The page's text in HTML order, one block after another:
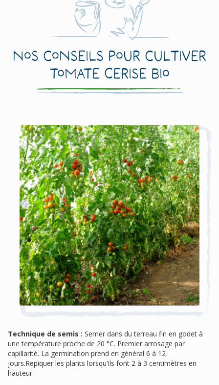
Nos conseils pour cultiver
Tomate Cerise bio
Technique de semis : Semer dans du terreau fin en godet à
une température proche de 20 °C. Premier arrosage par
capillarité. La germination prend en général 6 à 12
jours.Repiquer les plants lorsqu'ils font 2 à 3 centimètres en
hauteur.